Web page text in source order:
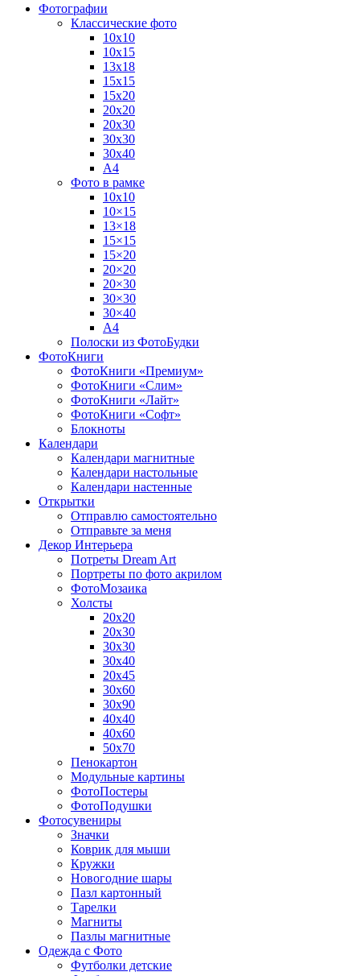
Фотографии
Классические фото
10х10
10х15
13х18
15х15
15х20
20х20
20х30
30х30
30х40
А4
Фото в рамке
10х10
10×15
13×18
15×15
15×20
20×20
20×30
30×30
30×40
A4
Полоски из ФотоБудки
ФотоКниги
ФотоКниги «Премиум»
ФотоКниги «Слим»
ФотоКниги «Лайт»
ФотоКниги «Софт»
Блокноты
Календари
Календари магнитные
Календари настольные
Календари настенные
Открытки
Отправлю самостоятельно
Отправьте за меня
Декор Интерьера
Потреты Dream Art
Портреты по фото акрилом
ФотоМозаика
Холсты
20х20
20х30
30х30
30х40
20х45
30х60
30х90
40х40
40х60
50х70
Пенокартон
Модульные картины
ФотоПостеры
ФотоПодушки
Фотоcувениры
Значки
Коврик для мыши
Кружки
Новогодние шары
Пазл картонный
Тарелки
Магниты
Пазлы магнитные
Одежда с Фото
Футболки детские